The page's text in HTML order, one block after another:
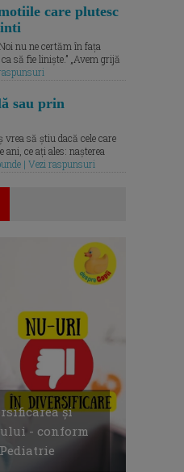
care plutesc
nu ne certăm în fața
să fie liniște.” „Avem grijă
sau prin
să știu dacă cele care
ani, ce ați ales: nașterea
| Vezi raspunsuri
și
- conform